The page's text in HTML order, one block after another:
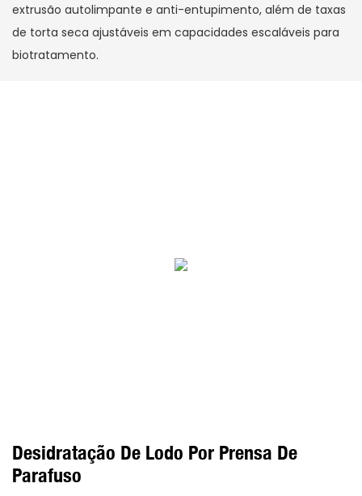
extrusão autolimpante e anti-entupimento, além de taxas
de torta seca ajustáveis ​​em capacidades escaláveis ​​para
biotratamento.
Desidratação De Lodo Por Prensa De
Parafuso